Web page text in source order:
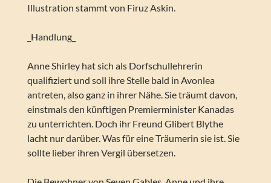
Illustration stammt von Firuz Askin.
_Handlung_
Anne Shirley hat sich als Dorfschullehrerin
qualifiziert und soll ihre Stelle bald in Avonlea
antreten, also ganz in ihrer Nähe. Sie träumt davon,
einstmals den künftigen Premierminister Kanadas
zu unterrichten. Doch ihr Freund Glibert Blythe
lacht nur darüber. Was für eine Träumerin sie ist. Sie
sollte lieber ihren Vergil übersetzen.